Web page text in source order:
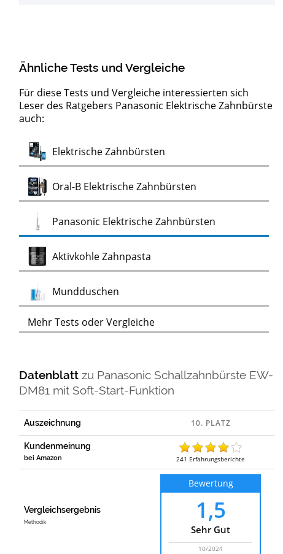
Ähnliche Tests und Vergleiche
Für diese Tests und Vergleiche interessierten sich
Leser des Ratgebers Panasonic Elektrische Zahnbürste
auch:
Elektrische Zahnbürsten
Oral-B Elektrische Zahnbürsten
Panasonic Elektrische Zahnbürsten
Aktivkohle Zahnpasta
Mundduschen
Elektrische Kinderzahnbürsten
Mehr Tests oder Vergleiche
Datenblattzu Panasonic Schallzahnbürste EW-
DM81 mit Soft-Start-Funktion
Auszeichnung
Kundenmeinung
bei Amazon 241 Erfahrungsberichte
Vergleichsergebnis
Methodik
Bewertung
1,5
Sehr Gut
10/2024